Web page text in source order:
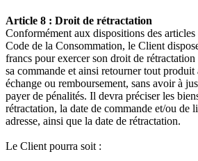
Article 8 : Droit de rétractation
Conformément aux dispositions des
Code de la Consommation, le Client
francs pour exercer son droit de
sa commande et ainsi retourner tout
échange ou remboursement, sans avoir à
payer de pénalités. Il devra préciser les
rétractation, la date de commande et/ou de
adresse, ainsi que la date de rétractation.
Le Client pourra soit :